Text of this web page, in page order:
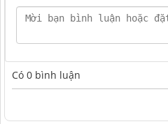
Có 0 bình luận